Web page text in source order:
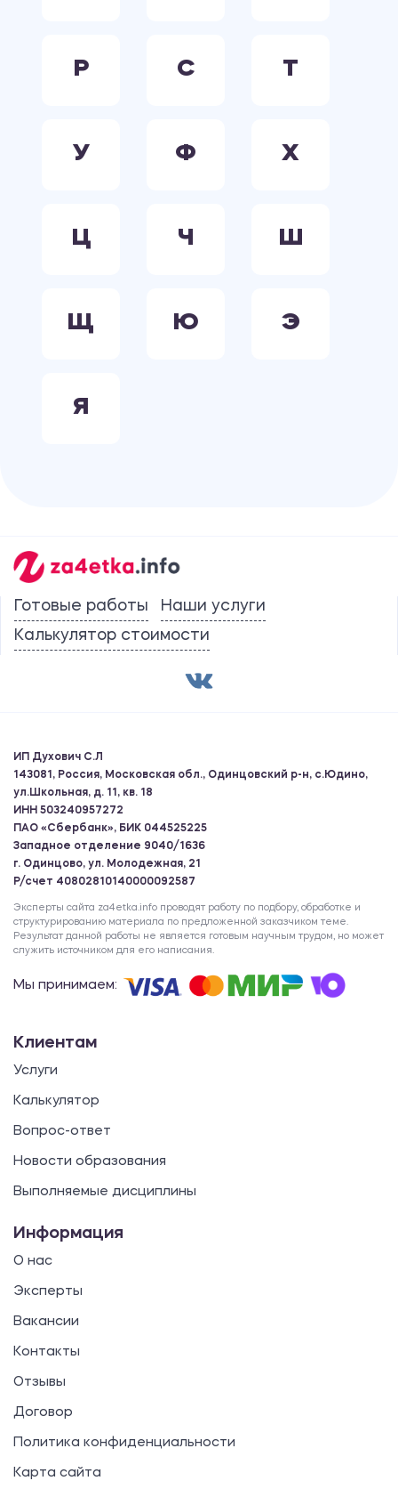
Р С Т
У Ф Х
Ц Ч Ш
Щ Ю Э
Я
Готовые работы
Наши услуги
Калькулятор стоимости
ИП Духович С.Л
143081, Россия, Московская обл., Одинцовский р-н, с.Юдино,
ул.Школьная, д. 11, кв. 18
ИНН 503240957272
ПАО «Сбербанк», БИК 044525225
Западное отделение 9040/1636
г. Одинцово, ул. Молодежная, 21
Р/счет 40802810140000092587
Эксперты сайта za4etka.info проводят работу по подбору, обработке и
структурированию материала по предложенной заказчиком теме.
Результат данной работы не является готовым научным трудом, но может
служить источником для его написания.
Мы принимаем:
Клиентам
Услуги
Калькулятор
Вопрос-ответ
Новости образования
Выполняемые дисциплины
Информация
О нас
Эксперты
Вакансии
Контакты
Отзывы
Договор
Политика конфиденциальности
Карта сайта